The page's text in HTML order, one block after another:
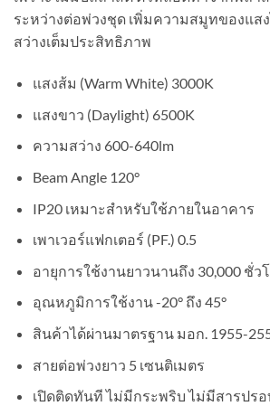
ระหว่างต่อพ่วงชุด เพิ่มความสมูทของแส
สว่างเต็มประสิทธิภาพ
แสงส้ม (Warm White) 3000K
แสงขาว (Daylight) 6500K
ความสว่าง 600-640lm
Beam Angle 120°
IP20 เหมาะสำหรับใช้ภายในอาคาร
เพาเวอร์แฟกเตอร์ (PF.) 0.5
อายุการใช้งานยาวนานถึง 30,000 ชั่ว
อุณหภูมิการใช้งาน -20° ถึง 45°
สินค้าได้ผ่านมาตรฐาน มอก. 1955-
สายต่อพ่วงยาว 5 เซนติเมตร
เปิดติดทันที ไม่มีกระพริบ ไม่มีสารปรอ